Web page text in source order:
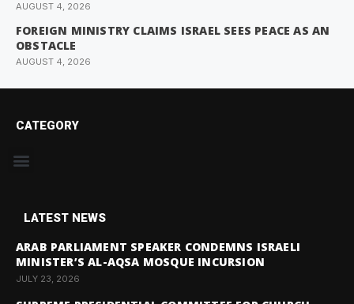
AUGUST 4, 2026
FOREIGN MINISTRY CLAIMS ISRAEL SEES PEACE AS AN
OBSTACLE
AUGUST 4, 2026
CATEGORY
LATEST NEWS
ARAB PARLIAMENT SPEAKER CONDEMNS ISRAELI
MINISTER’S AL-AQSA MOSQUE INCURSION
JULY 23, 2026